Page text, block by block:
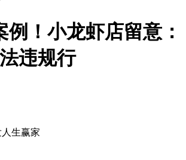
例！小龙虾店留意：
违规行
生赢家